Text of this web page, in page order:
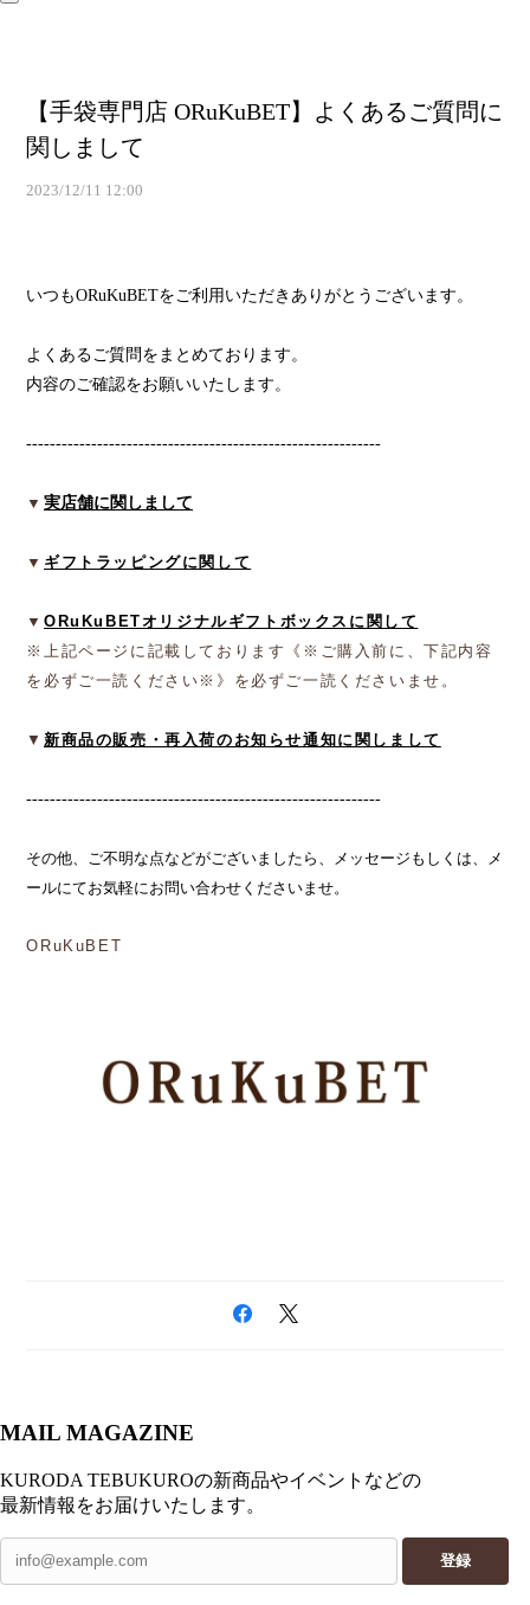
【手袋専門店 ORuKuBET】よくあるご質問に
関しまして
2023/12/11 12:00
いつもORuKuBETをご利用いただきありがとうございます。
よくあるご質問をまとめております。
内容のご確認をお願いいたします。
------------------------------------------------------------
▼ 実店舗に関しまして
▼ ギフトラッピングに関して
▼ ORuKuBETオリジナルギフトボックスに関して
※上記ページに記載しております《※ご購入前に、下記内容
を必ずご一読ください※》を必ずご一読くださいませ。
▼ 新商品の販売・再入荷のお知らせ通知に関しまして
------------------------------------------------------------
その他、ご不明な点などがございましたら、メッセージもしくは、メ
ールにてお気軽にお問い合わせくださいませ。
ORuKuBET
MAIL MAGAZINE
KURODA TEBUKUROの新商品やイベントなどの
最新情報をお届けいたします。
登録